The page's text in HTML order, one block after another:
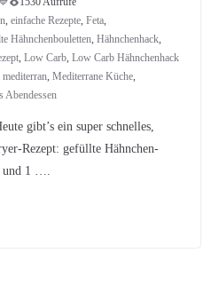
, einfache Rezepte, Feta,
Hähnchenbouletten, Hähnchenhack,
, Low Carb, Low Carb Hähnchenhack
mediterran, Mediterrane Küche,
Abendessen
gibt’s ein super schnelles,
Rezept: gefüllte Hähnchen-
und 1 ….